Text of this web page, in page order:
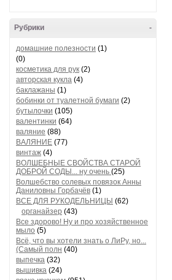
-
Рубрики
домашние полезности (1)
(0)
косметика для рук (2)
авторская кукла (4)
баклажаны (1)
бобинки от туалетной бумаги (2)
бутылочки (105)
валентинки (64)
валяние (88)
ВАЛЯНИЕ (77)
винтаж (4)
ВОЛШЕБНЫЕ СВОЙСТВА СТАРОЙ
ДОБРОЙ СОДЫ... ну очень (25)
Волшебство солевых повязок Анны
Даниловны Горбачёв (1)
ВСЕ ДЛЯ РУКОДЕЛЬНИЦЫ (62)
органайзер (43)
Все здорово! Ну и про хозяйственное
мыло (5)
Всё, что вы хотели знать о ЛиРу, но...
(Самый полн (40)
выпечка (32)
вышивка (24)